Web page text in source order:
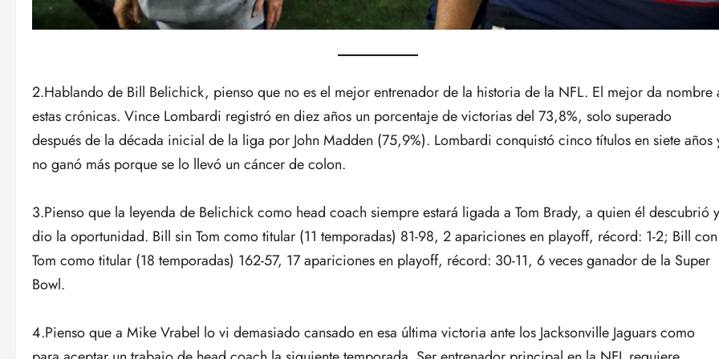
2.Hablando de Bill Belichick, pienso que no es el mejor entrenador de la historia de la NFL. El mejor da nombre
estas crónicas. Vince Lombardi registró en diez años un porcentaje de victorias del 73,8%, solo superado
después de la década inicial de la liga por John Madden (75,9%). Lombardi conquistó cinco títulos en siete años
no ganó más porque se lo llevó un cáncer de colon.
3.Pienso que la leyenda de Belichick como head coach siempre estará ligada a Tom Brady, a quien él descubrió y
dio la oportunidad. Bill sin Tom como titular (11 temporadas) 81-98, 2 apariciones en playoff, récord: 1-2; Bill con
Tom como titular (18 temporadas) 162-57, 17 apariciones en playoff, récord: 30-11, 6 veces ganador de la Super
Bowl.
4.Pienso que a Mike Vrabel lo vi demasiado cansado en esa última victoria ante los Jacksonville Jaguars como